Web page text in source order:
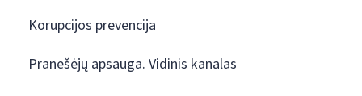
Korupcijos prevencija
Pranešėjų apsauga. Vidinis kanalas